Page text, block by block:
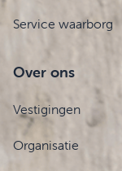
Service waarborg
Over ons
Vestigingen
Organisatie